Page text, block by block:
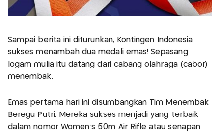
Sampai berita ini diturunkan, Kontingen Indonesia
sukses menambah dua medali emas! Sepasang
logam mulia itu datang dari cabang olahraga (cabor)
menembak.
Emas pertama hari ini disumbangkan Tim Menembak
Beregu Putri. Mereka sukses menjadi yang terbaik
dalam nomor Women’s 50m Air Rifle atau senapan